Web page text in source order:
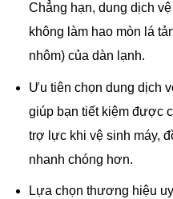
Chẳng hạn, dung dịch
không làm hao mòn lá
nhôm) của dàn lạnh.
Ưu tiên chọn dung dịch
giúp bạn tiết kiệm được
trợ lực khi vệ sinh máy,
nhanh chóng hơn.
Lựa chọn thương hiệu